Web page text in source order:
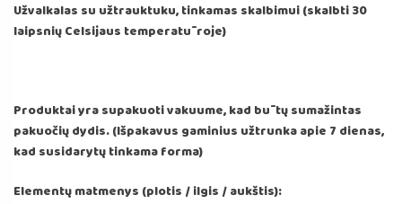
Užvalkalas su užtrauktuku, tinkamas skalbimui (skalbti 30
laipsnių Celsijaus temperatūroje)
Produktai yra supakuoti vakuume, kad būtų sumažintas
pakuočių dydis. (Išpakavus gaminius užtrunka apie 7 dienas,
kad susidarytų tinkama forma)
Elementų matmenys (plotis / ilgis / aukštis):